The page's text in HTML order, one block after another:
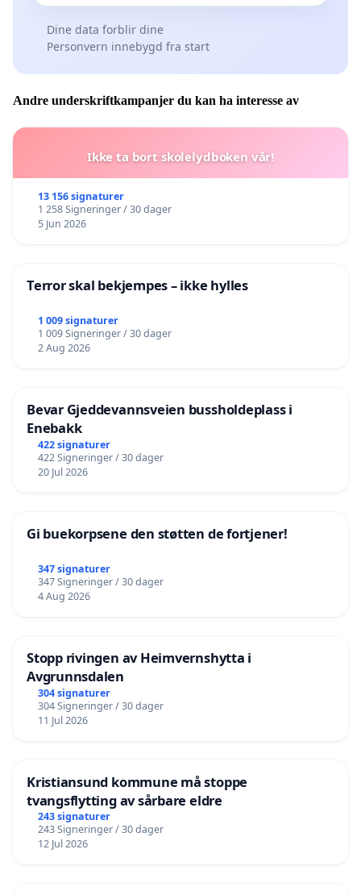
Dine data forblir dine
Personvern innebygd fra start
Andre underskriftkampanjer du kan ha interesse av
Ikke ta bort skolelydboken vår!
13 156 signaturer
1 258 Signeringer / 30 dager
5 Jun 2026
Terror skal bekjempes – ikke hylles
1 009 signaturer
1 009 Signeringer / 30 dager
2 Aug 2026
Bevar Gjeddevannsveien bussholdeplass i
Enebakk
422 signaturer
422 Signeringer / 30 dager
20 Jul 2026
Gi buekorpsene den støtten de fortjener!
347 signaturer
347 Signeringer / 30 dager
4 Aug 2026
Stopp rivingen av Heimvernshytta i
Avgrunnsdalen
304 signaturer
304 Signeringer / 30 dager
11 Jul 2026
Kristiansund kommune må stoppe
tvangsflytting av sårbare eldre
243 signaturer
243 Signeringer / 30 dager
12 Jul 2026